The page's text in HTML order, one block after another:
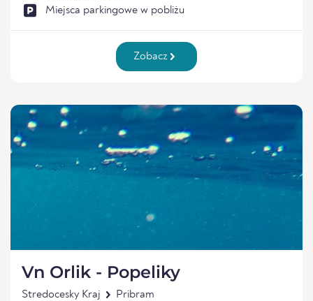
Miejsca parkingowe w pobliżu
Zobacz
Vn Orlik - Popeliky
Stredocesky Kraj Pribram